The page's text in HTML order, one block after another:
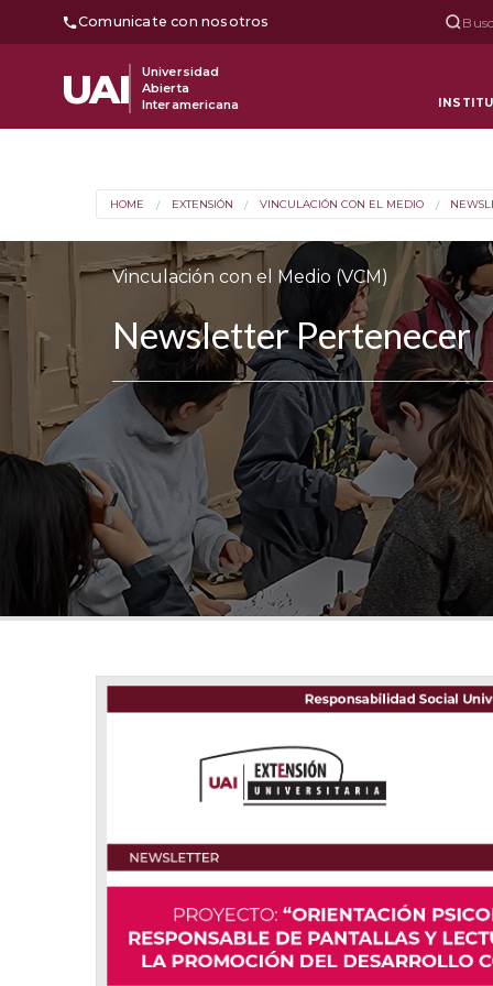
Comunicate con nosotros
UAI
Universidad
Abierta
Interamericana
HOME EXTENSIÓN VINCULACIÓN CON EL MEDIO
Vinculación con el Medio (VCM)
Newsletter Pertenecer